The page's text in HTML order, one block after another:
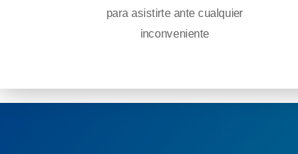
para asistirte ante cualquier
inconveniente